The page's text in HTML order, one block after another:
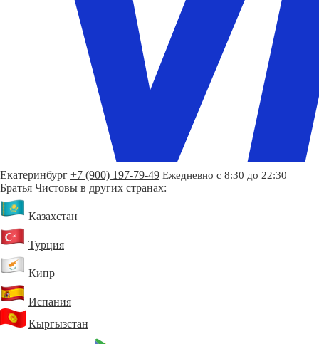
Екатеринбург +7 (900) 197-79-49 Ежедневно с 8:30 до 22:30
Братья Чистовы в других странах:
Казахстан
Турция
Кипр
Испания
Кыргызстан